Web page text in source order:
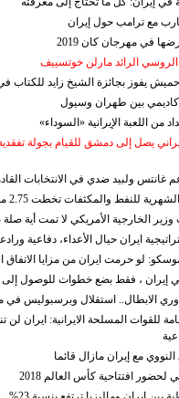
مع ترامب حول إيران
الرائد مارلن خوتسييف
يفوز بجائزة الشيخ زايد للكتاب
بين طهران وسيول
من اللعبة الإيرانية «السوداء»
يصل إلى دمشق للقيام بجولة
غانتس ولبيد ضدي في الانتخابات
للنفط والمكثفات تخطت 2.75 مليون برميل يوميا
الخارجية الأمريكي لا تمت أية صلة
ايران حيال الأعداء، دفاعية
لو حرمت ايران من مزايا الاتفاق
في إيران ، فقط بضع خطوات للوصول إلى
الابطال.. استقلال وبرسبوليس في
للقوات المسلحة الايرانية: ايران
النووي مع إيران مازال قائما
لحضور افتتاحية كأس العالم 2018